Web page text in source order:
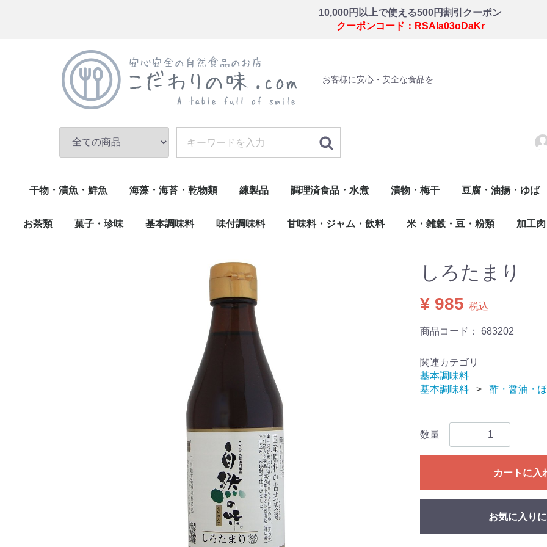
10,000円以上で使える500円割引クーポン
クーポンコード：RSAla03oDaKr
お客様に安心・安全な食品を
干物・漬魚・鮮魚
乾物(小魚)
調理済(うなぎ・煮魚)
漬魚・鮮魚
干物
海藻・海苔・乾物類
乾物類・その他
海藻・昆布
練製品
伊達巻・錦玉子・玉子焼
練物・揚げ物・調理品
かまぼこ類
調理済食品・水煮
惣菜
佃煮
水煮
漬物・梅干
わさび漬
野菜の漬物
豆腐・油揚・ゆば
油揚・ゆば・その他
豆腐
お茶類 菓子・珍味 基本調味料 味付調味料 甘味料・ジャム・飲料 米・雑穀・豆・粉類 加工
しろたまり
¥ 985 税込
商品コード： 683202
関連カテゴリ
基本調味料
基本調味料
酢・醤油・
数量
カートに入
お気に入り